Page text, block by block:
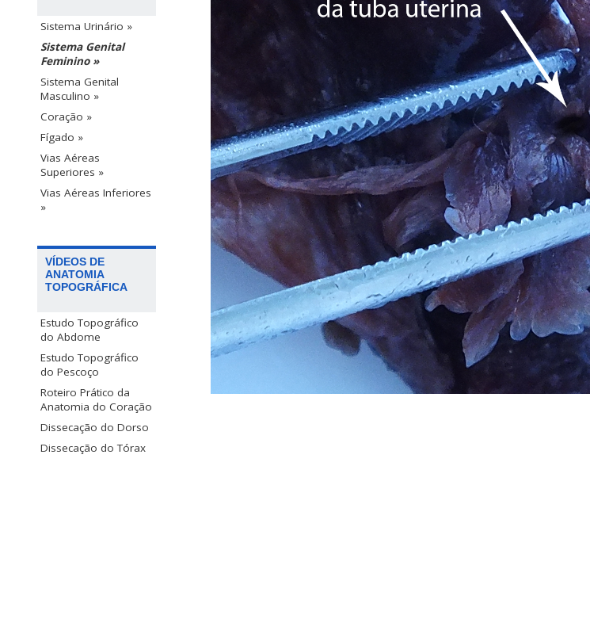
Sistema Urinário »
Sistema Genital
Feminino »
Sistema Genital
Masculino »
Coração »
Fígado »
Vias Aéreas
Superiores »
Vias Aéreas Inferiores
»
VÍDEOS DE
ANATOMIA
TOPOGRÁFICA
Estudo Topográfico
do Abdome
Estudo Topográfico
do Pescoço
Roteiro Prático da
Anatomia do Coração
Dissecação do Dorso
Dissecação do Tórax